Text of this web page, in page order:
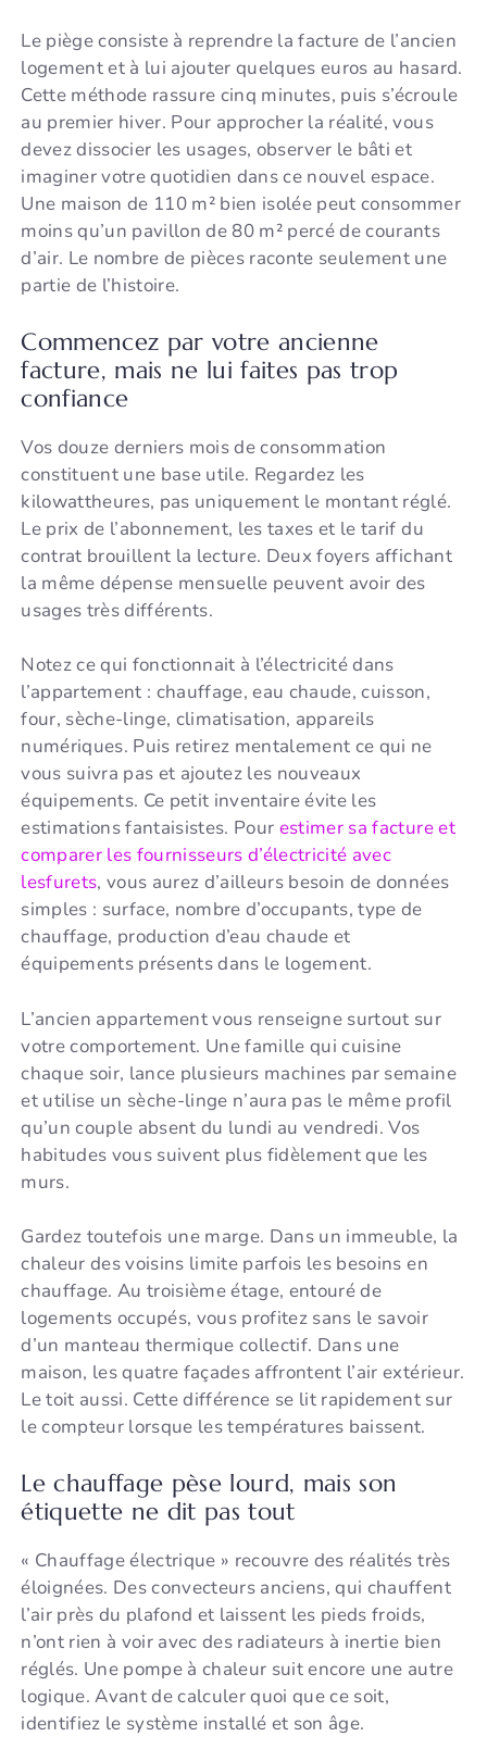
Le piège consiste à reprendre la facture de l’ancien
logement et à lui ajouter quelques euros au hasard.
Cette méthode rassure cinq minutes, puis s’écroule
au premier hiver. Pour approcher la réalité, vous
devez dissocier les usages, observer le bâti et
imaginer votre quotidien dans ce nouvel espace.
Une maison de 110 m² bien isolée peut consommer
moins qu’un pavillon de 80 m² percé de courants
d’air. Le nombre de pièces raconte seulement une
partie de l’histoire.
Commencez par votre ancienne
facture, mais ne lui faites pas trop
confiance
Vos douze derniers mois de consommation
constituent une base utile. Regardez les
kilowattheures, pas uniquement le montant réglé.
Le prix de l’abonnement, les taxes et le tarif du
contrat brouillent la lecture. Deux foyers affichant
la même dépense mensuelle peuvent avoir des
usages très différents.
Notez ce qui fonctionnait à l’électricité dans
l’appartement : chauffage, eau chaude, cuisson,
four, sèche-linge, climatisation, appareils
numériques. Puis retirez mentalement ce qui ne
vous suivra pas et ajoutez les nouveaux
équipements. Ce petit inventaire évite les
estimations fantaisistes. Pour estimer sa facture et
comparer les fournisseurs d’électricité avec
lesfurets, vous aurez d’ailleurs besoin de données
simples : surface, nombre d’occupants, type de
chauffage, production d’eau chaude et
équipements présents dans le logement.
L’ancien appartement vous renseigne surtout sur
votre comportement. Une famille qui cuisine
chaque soir, lance plusieurs machines par semaine
et utilise un sèche-linge n’aura pas le même profil
qu’un couple absent du lundi au vendredi. Vos
habitudes vous suivent plus fidèlement que les
murs.
Gardez toutefois une marge. Dans un immeuble, la
chaleur des voisins limite parfois les besoins en
chauffage. Au troisième étage, entouré de
logements occupés, vous profitez sans le savoir
d’un manteau thermique collectif. Dans une
maison, les quatre façades affrontent l’air extérieur.
Le toit aussi. Cette différence se lit rapidement sur
le compteur lorsque les températures baissent.
Le chauffage pèse lourd, mais son
étiquette ne dit pas tout
« Chauffage électrique » recouvre des réalités très
éloignées. Des convecteurs anciens, qui chauffent
l’air près du plafond et laissent les pieds froids,
n’ont rien à voir avec des radiateurs à inertie bien
réglés. Une pompe à chaleur suit encore une autre
logique. Avant de calculer quoi que ce soit,
identifiez le système installé et son âge.